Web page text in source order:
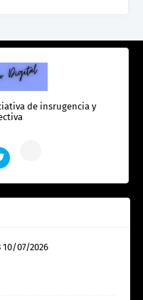
de insrugencia y
10/07/2026